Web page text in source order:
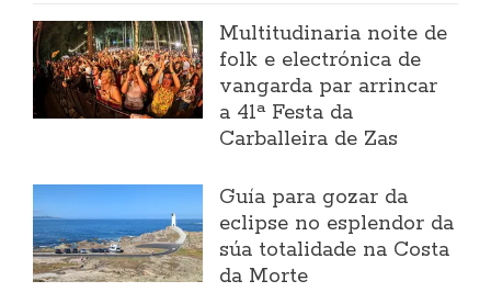
Multitudinaria noite de
folk e electrónica de
vangarda par arrincar
a 41ª Festa da
Carballeira de Zas
Guía para gozar da
eclipse no esplendor da
súa totalidade na Costa
da Morte